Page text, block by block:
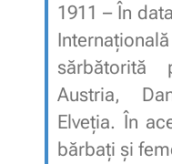
1911 – În
Austria,
Elveţia. În
bărbaţi şi